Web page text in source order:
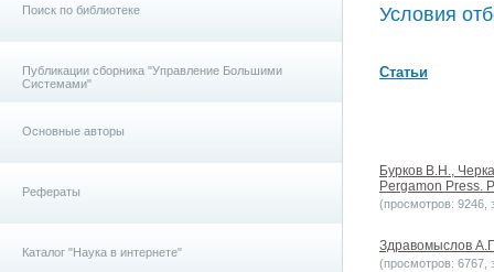
Поиск по библиотеке
Публикации сборника "Управление Большими
Системами"
Основные авторы
Рефераты
Каталог "Наука в интернете"
Условия
Статьи
Бурков B.H.,
Pergamon Press.
(просмотров: 9246,
Здравомыслов
(просмотров: 6767,